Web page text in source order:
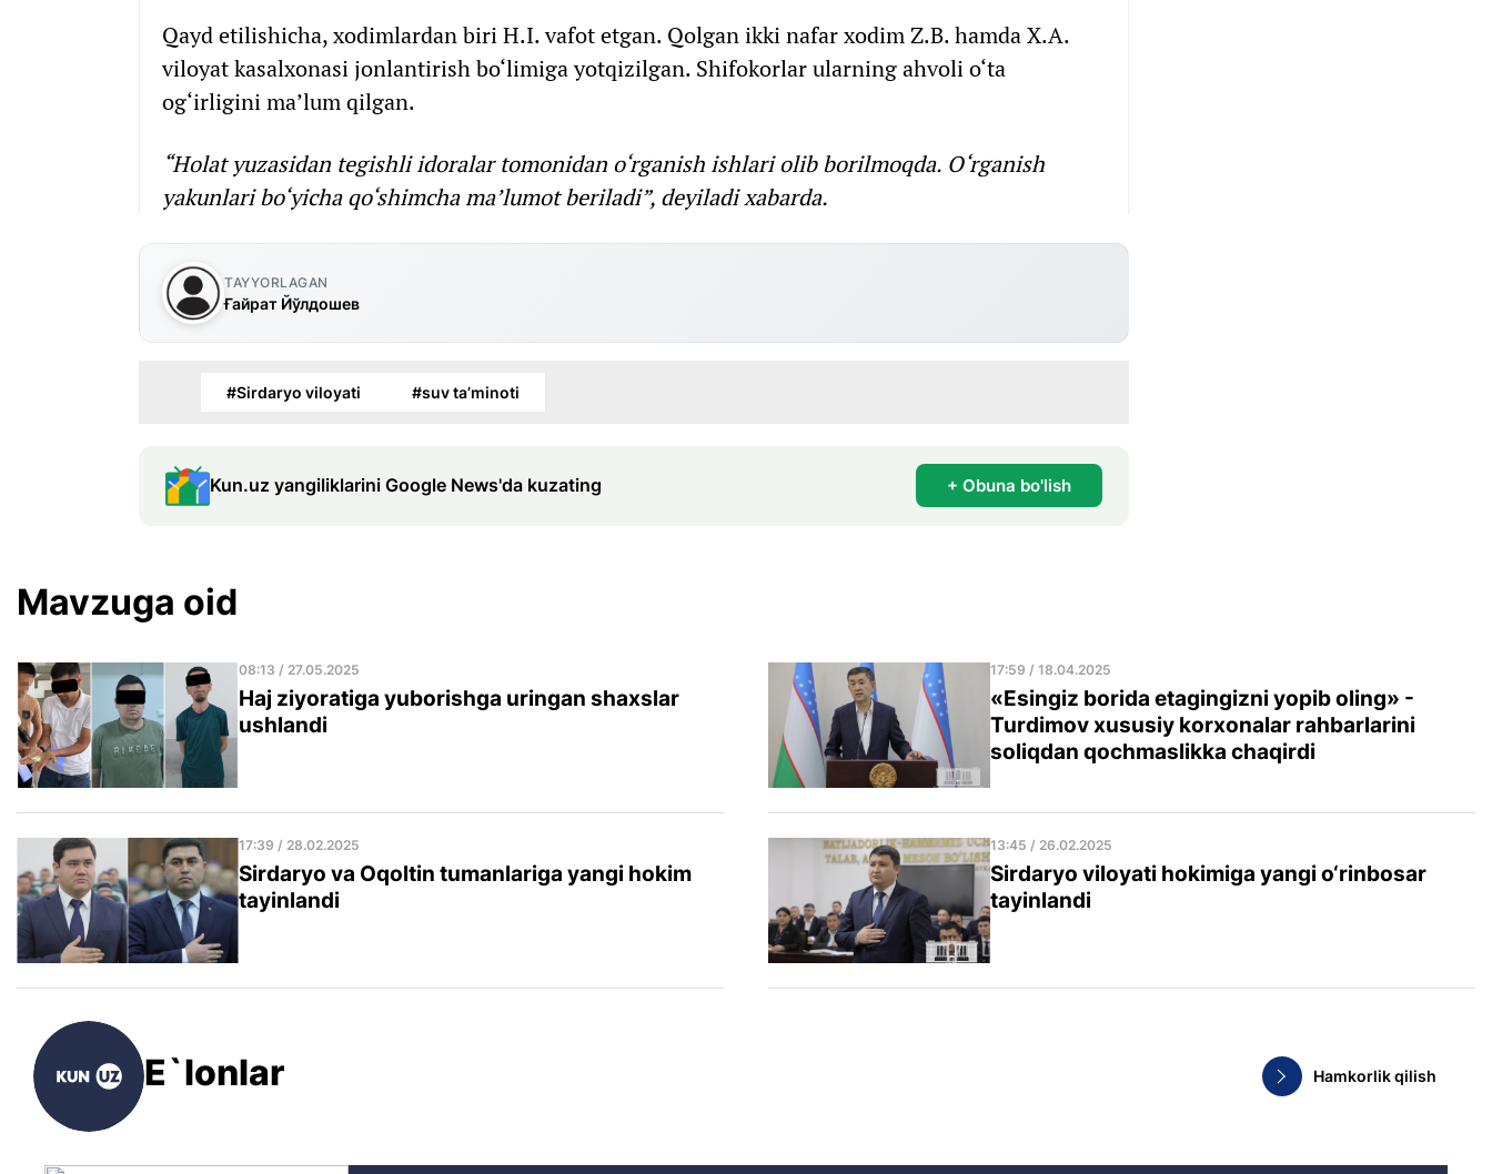
Qayd etilishicha, xodimlardan biri H.I. vafot etgan. Qolgan ikki nafar xodim Z.B. hamda X.A.
viloyat kasalxonasi jonlantirish bo‘limiga yotqizilgan. Shifokorlar ularning ahvoli o‘ta
og‘irligini ma’lum qilgan.
“Holat yuzasidan tegishli idoralar tomonidan o‘rganish ishlari olib borilmoqda. O‘rganish
yakunlari bo‘yicha qo‘shimcha ma’lumot beriladi”, deyiladi xabarda.
TAYYORLAGAN
Ғайрат Йўлдошев
#Sirdaryo viloyati #suv ta’minoti
Kun.uz yangiliklarini Google News'da kuzating + Obuna bo'lish
Mavzuga oid
08:13 / 27.05.2025
Haj ziyoratiga yuborishga uringan shaxslar
ushlandi
17:59 / 18.04.2025
«Esingiz borida etagingizni yopib oling» -
Turdimov xususiy korxonalar rahbarlarini
soliqdan qochmaslikka chaqirdi
17:39 / 28.02.2025
Sirdaryo va Oqoltin tumanlariga yangi hokim
tayinlandi
13:45 / 26.02.2025
Sirdaryo viloyati hokimiga yangi o‘rinbosar
tayinlandi
E`lonlar Hamkorlik qilish